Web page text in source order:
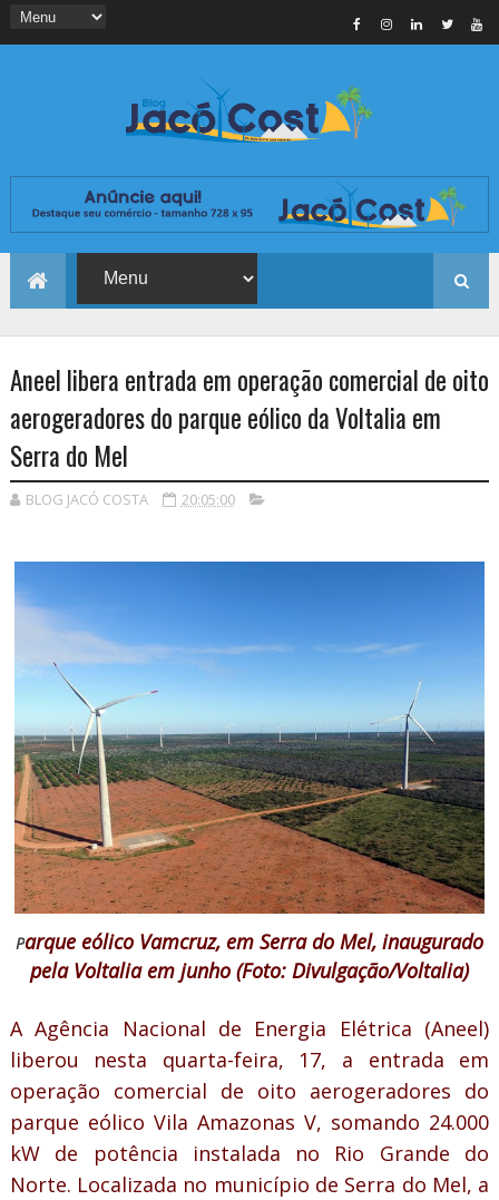
Aneel libera entrada em operação comercial de oito
aerogeradores do parque eólico da Voltalia em
Serra do Mel
BLOG JACÓ COSTA 20:05:00
Parque eólico Vamcruz, em Serra do Mel, inaugurado
pela Voltalia em junho (Foto: Divulgação/Voltalia)
A Agência Nacional de Energia Elétrica (Aneel)
liberou nesta quarta-feira, 17, a entrada em
operação comercial de oito aerogeradores do
parque eólico Vila Amazonas V, somando 24.000
kW de potência instalada no Rio Grande do
Norte. Localizada no município de Serra do Mel, a